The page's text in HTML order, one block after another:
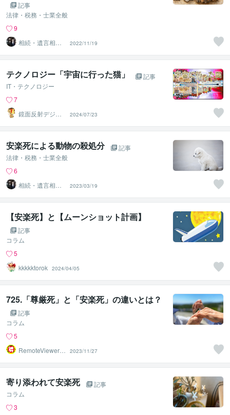
記事
法律・税務・士業全般
9
相続・遺言相談
所
2022/11/19
テクノロジー「宇宙に行った猫」
記事
IT・テクノロジー
7
鏡面反射デジタ
ルアート製作所
（鈴木穣）
2024/07/23
安楽死による動物の殺処分
記事
法律・税務・士業全般
6
相続・遺言相談
所
2023/03/19
【安楽死】と【ムーンショット計画】
記事
コラム
5
kkkkktorok 2024/04/05
725.「尊厳死」と「安楽死」の違いとは？
記事
コラム
5
RemoteViewer導
2023/11/27
寄り添われて安楽死
記事
コラム
3